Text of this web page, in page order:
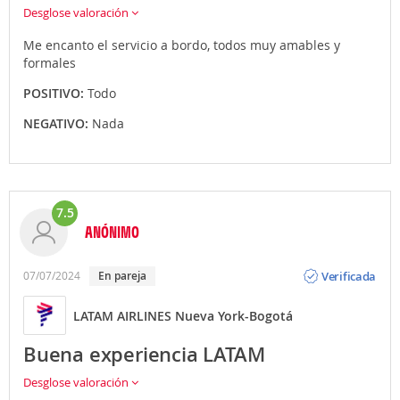
Desglose valoración
Me encanto el servicio a bordo, todos muy amables y
formales
POSITIVO: Todo
NEGATIVO: Nada
7.5
ANÓNIMO
07/07/2024 en pareja
Verificada
LATAM AIRLINES Nueva York-Bogotá
Buena experiencia LATAM
Desglose valoración